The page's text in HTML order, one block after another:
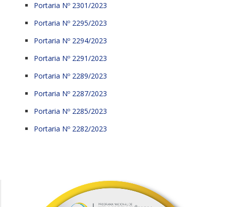
Portaria Nº 2301/2023
Portaria Nº 2295/2023
Portaria Nº 2294/2023
Portaria Nº 2291/2023
Portaria Nº 2289/2023
Portaria Nº 2287/2023
Portaria Nº 2285/2023
Portaria Nº 2282/2023